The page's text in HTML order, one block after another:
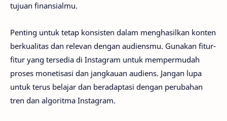
tujuan finansialmu.
Penting untuk tetap konsisten dalam menghasilkan konten
berkualitas dan relevan dengan audiensmu. Gunakan fitur-
fitur yang tersedia di Instagram untuk mempermudah
proses monetisasi dan jangkauan audiens. Jangan lupa
untuk terus belajar dan beradaptasi dengan perubahan
tren dan algoritma Instagram.